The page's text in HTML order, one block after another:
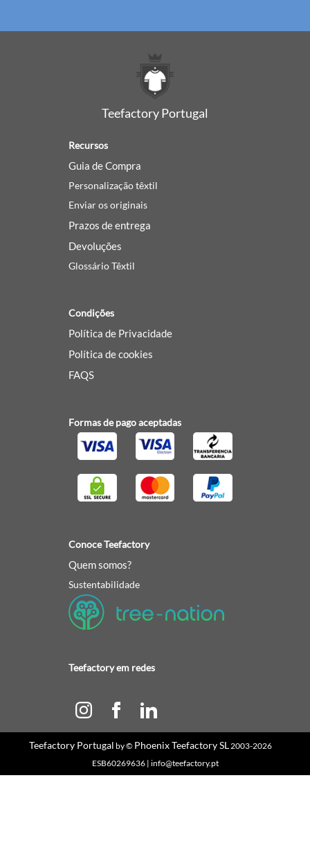
Teefactory Portugal
Recursos
Guia de Compra
Personalização têxtil
Enviar os originais
Prazos de entrega
Devoluções
Glossário Têxtil
Condições
Política de Privacidade
Política de cookies
FAQS
Formas de pago aceptadas
Conoce Teefactory
Quem somos?
Sustentabilidade
Teefactory em redes
Teefactory Portugal by © Phoenix Teefactory SL2003-2026
ESB60269636 | info@teefactory.pt